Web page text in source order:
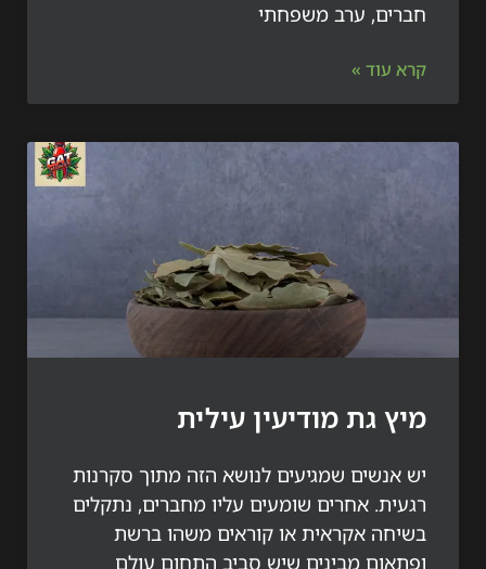
ערב משפחתי
גת מודיעין עילית
שמגיעים לנושא הזה מתוך סקרנות
אחרים שומעים עליו מחברים, נתקלים
אקראית או קוראים משהו ברשת
מבינים שיש סביב התחום עולם